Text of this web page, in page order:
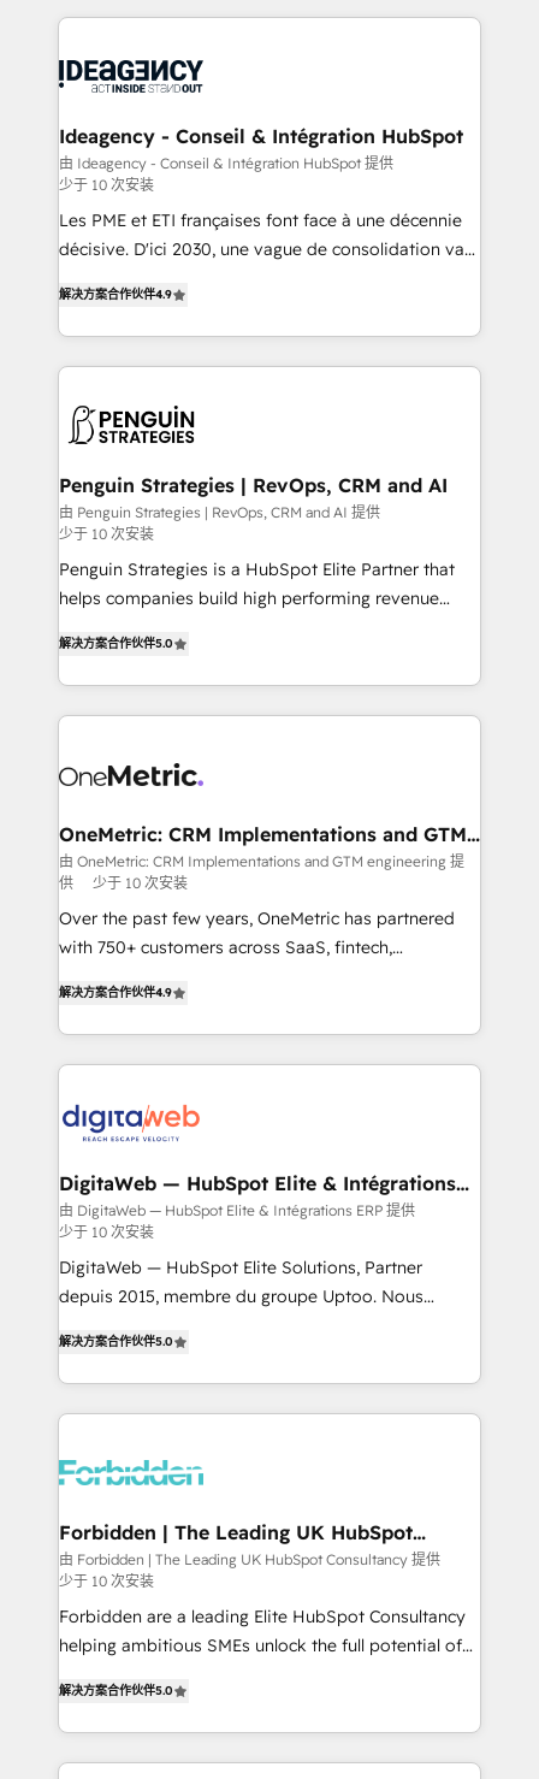
emailing) Informations clés : - 10 ans d'expérience -
experts conseil - 150 certifications HubSpot
International Sports Sciences Association, SXSW,
Randstad, Uber Freight, and HubSpot itself. We have
partner and expertise across operational strategy,
business-first process building, system integration,
custom development, and extensibility. When you
work with Aptitude 8, you get a team – not an
individual – with embedded consulting, strategy,
100% US-based, FTE team members. We offer
project-based and managed services engagements
that include new HubSpot implementations,
integration, extensibility, custom development, and
ongoing RevOps support.
Ideagency - Conseil & Intégration HubSpot
由 Ideagency - Conseil & Intégration HubSpot 提供
少于 10 次安装
Les PME et ETI françaises font face à une décennie
décisive. D'ici 2030, une vague de consolidation va
entreprises qui auront réussi leur transformation. Le
problème ? 58% des dirigeants savent que l'IA est
vitale pour leur survie. Mais 57% n'ont aucune
données. C'est le paradoxe français : conscience
Augmentée. Ce n'est pas une entreprise qui utilise
l'IA. C'est une organisation qui a réussi la symbiose
entre l'expertise humaine et l'intelligence artificielle.
Pas pour remplacer l'humain, mais pour l'augmenter.
Chez Ideagency, nous accompagnons cette
données unifiées, des processus alignés. Ensuite
l'augmentation : l'IA là où elle crée de la valeur. Et
surtout : l'humain qui reste au centre. Parce que la
Stand Out.
解决方案合作伙伴4.9
Penguin Strategies | RevOps, CRM and AI
由 Penguin Strategies | RevOps, CRM and AI 提供
少于 10 次安装
Penguin Strategies is a HubSpot Elite Partner that
helps companies build high performing revenue
system environments and global SaaS or
manufacturing teams. Trusted by leading enterprises
and fast growing scale ups including Sony, Rapyd,
Design Automation and Uptive. 📊 RevOps & data
integrations 🤖 AI workflows & enrichment 📘 Team
enablement & company-wide adoption We create
HubSpot environments that teams use with
confidence and that leadership can rely on for
scalable revenue insights.
解决方案合作伙伴5.0
OneMetric: CRM Implementations and GTM
engineering
由 OneMetric: CRM Implementations and GTM engineering 提
供
少于 10 次安装
Over the past few years, OneMetric has partnered
with 750+ customers across SaaS, fintech,
150+ HubSpot-certified experts, we deliver scalable
solutions to complex GTM and RevOps challenges.
Our Expertise 🔹 Onboarding & Implementation:
tailored to your GTM motion. 🔹 Migrations: Move
downtime. 🔹 RevOps Strategy: Align teams,
processes, and data to drive revenue efficiency. 🔹
Integrations: Connect HubSpot with your tech stack
for better adoption. 🔹 Custom Solutions: Build
tailored apps, workflows, and configurations. We are
our commitment to data security and compliance. At
OneMetric, we help revenue teams focus on the
OneMetric that matters most: revenue.
解决方案合作伙伴4.9
DigitaWeb — HubSpot Elite & Intégrations
ERP
由 DigitaWeb — HubSpot Elite & Intégrations ERP 提供
少于 10 次安装
DigitaWeb — HubSpot Elite Solutions, Partner
depuis 2015, membre du groupe Uptoo. Nous
Ventes et Service sur HubSpot grâce à la Revenue
Architecture : alignement des équipes, pipeline
prévisible, croissance mesurable. 🔌 Intégrations
Dynamics..), VOIP (Aircall, Ringover, Modjo), Shopify,
Extensions (React), Serverless Node.js, Custom
Objects, thèmes HubL, agents IA & Breeze AI. 🎯
Secteurs : Industrie, Distribution B2B, SaaS, Services
B2B, Immobilier, Viticulture, Finance. 🚀 Nos livrables
: migration sécurisée, implémentation Marketing +
HubSpot temps réel, formation équipes. 🏆 +350
projets livrés. Accrédités HubSpot CRM
Implementation, Data Migration & Custom
解决方案合作伙伴5.0
Forbidden | The Leading UK HubSpot
Consultancy
由 Forbidden | The Leading UK HubSpot Consultancy 提供
少于 10 次安装
Forbidden are a leading Elite HubSpot Consultancy
helping ambitious SMEs unlock the full potential of
but never see the ROI they expected due to poor
adoption, messy data, and disconnected teams
getting in the way. That’s where we come in. We
解决方案合作伙伴5.0